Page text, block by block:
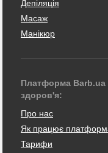
Депіляція
Масаж
Манікюр
Платформа Barb.ua
здоров'я:
Про нас
Як працює
Тарифи